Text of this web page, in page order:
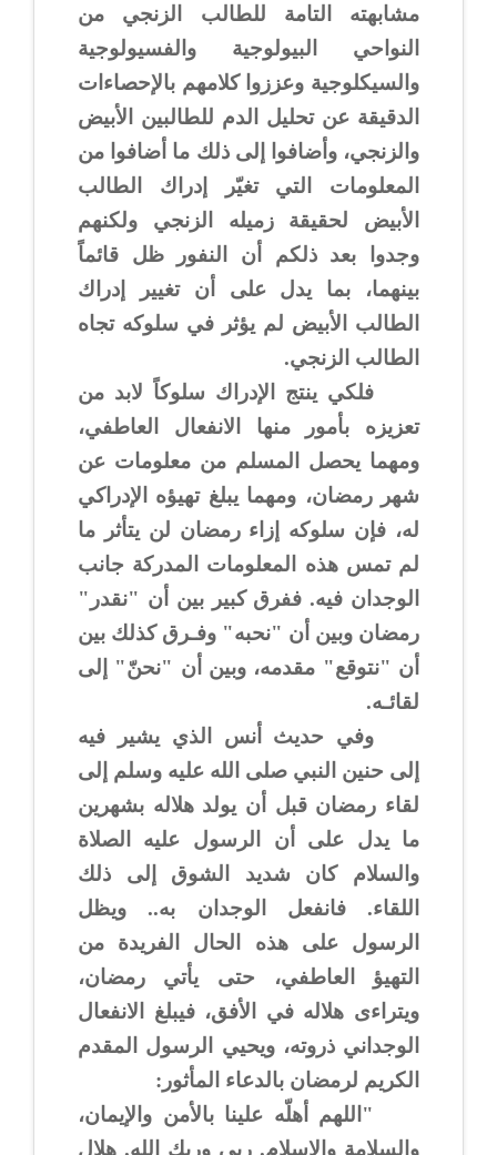
مشابهته التامة للطالب الزنجي من
النواحي البيولوجية والفسيولوجية
والسيكلوجية وعززوا كلامهم بالإحصاءات
الدقيقة عن تحليل الدم للطالبين الأبيض
والزنجي، وأضافوا إلى ذلك ما أضافوا من
المعلومات التي تغيّر إدراك الطالب
الأبيض لحقيقة زميله الزنجي ولكنهم
وجدوا بعد ذلكم أن النفور ظل قائماً
بينهما، بما يدل على أن تغيير إدراك
الطالب الأبيض لم يؤثر في سلوكه تجاه
الطالب الزنجي.
فلكي ينتج الإدراك سلوكاً لابد من
تعزيزه بأمور منها الانفعال العاطفي،
ومهما يحصل المسلم من معلومات عن
شهر رمضان، ومهما يبلغ تهيؤه الإدراكي
له، فإن سلوكه إزاء رمضان لن يتأثر ما
لم تمس هذه المعلومات المدركة جانب
الوجدان فيه. ففرق كبير بين أن "نقدر"
رمضان وبين أن "نحبه" وفـرق كذلك بين
أن "نتوقع" مقدمه، وبين أن "نحنّ" إلى
لقائـه.
وفي حديث أنس الذي يشير فيه
إلى حنين النبي صلى الله عليه وسلم إلى
لقاء رمضان قبل أن يولد هلاله بشهرين
ما يدل على أن الرسول عليه الصلاة
والسلام كان شديد الشوق إلى ذلك
اللقاء. فانفعل الوجدان به.. ويظل
الرسول على هذه الحال الفريدة من
التهيؤ العاطفي، حتى يأتي رمضان،
ويتراءى هلاله في الأفق، فيبلغ الانفعال
الوجداني ذروته، ويحيي الرسول المقدم
الكريم لرمضان بالدعاء المأثور:
"اللهم أهلّه علينا بالأمن والإيمان،
والسلامة والإسلام. ربي وربك الله. هلال